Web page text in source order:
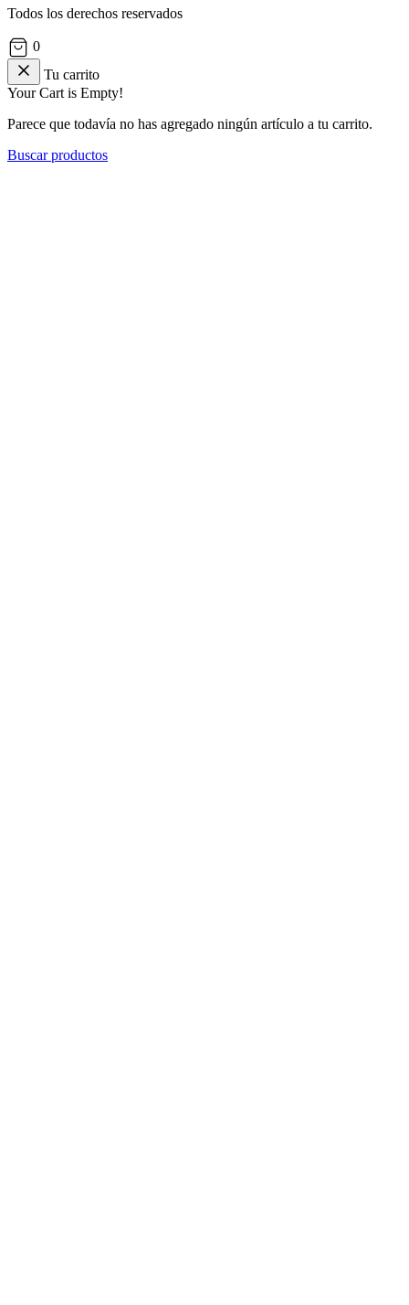
Todos los derechos reservados
0
Tu carrito
Your Cart is Empty!
Parece que todavía no has agregado ningún artículo a tu carrito.
Buscar productos